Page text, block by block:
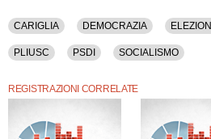
CARIGLIA DEMOCRAZIA ELEZIONI
PLIUSC PSDI SOCIALISMO
REGISTRAZIONI CORRELATE